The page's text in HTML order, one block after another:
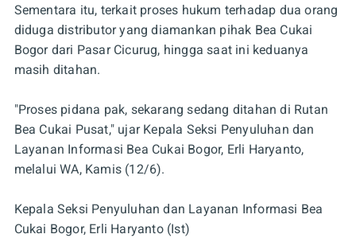
Sementara itu, terkait proses hukum terhadap dua orang
diduga distributor yang diamankan pihak Bea Cukai
Bogor dari Pasar Cicurug, hingga saat ini keduanya
masih ditahan.
"Proses pidana pak, sekarang sedang ditahan di Rutan
Bea Cukai Pusat," ujar Kepala Seksi Penyuluhan dan
Layanan Informasi Bea Cukai Bogor, Erli Haryanto,
melalui WA, Kamis (12/6).
Kepala Seksi Penyuluhan dan Layanan Informasi Bea
Cukai Bogor, Erli Haryanto (Ist)